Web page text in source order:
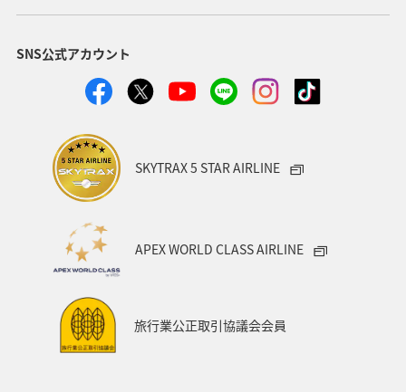
SNS公式アカウント
SKYTRAX 5 STAR AIRLINE
APEX WORLD CLASS AIRLINE
旅行業公正取引協議会会員